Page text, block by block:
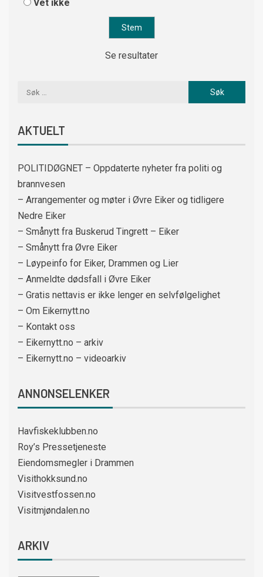
Vet ikke
Se resultater
AKTUELT
POLITIDØGNET – Oppdaterte nyheter fra politi og
brannvesen
– Arrangementer og møter i Øvre Eiker og tidligere
Nedre Eiker
– Smånytt fra Buskerud Tingrett – Eiker
– Smånytt fra Øvre Eiker
– Løypeinfo for Eiker, Drammen og Lier
– Anmeldte dødsfall i Øvre Eiker
– Gratis nettavis er ikke lenger en selvfølgelighet
– Om Eikernytt.no
– Kontakt oss
– Eikernytt.no – arkiv
– Eikernytt.no – videoarkiv
ANNONSELENKER
Havfiskeklubben.no
Roy’s Pressetjeneste
Eiendomsmegler i Drammen
Visithokksund.no
Visitvestfossen.no
Visitmjøndalen.no
ARKIV